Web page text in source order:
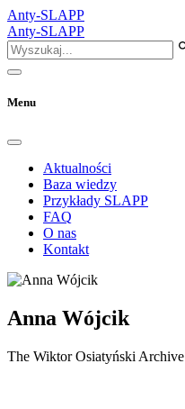
Anty-SLAPP
Anty-SLAPP
Menu
Aktualności
Baza wiedzy
Przykłady SLAPP
FAQ
O nas
Kontakt
Anna Wójcik
The Wiktor Osiatyński Archive